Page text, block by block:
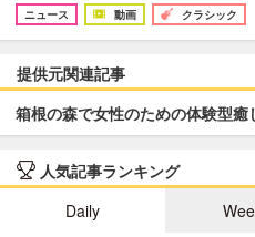
ニュース
動画 クラシック
提供元関連記事
箱根の森で女性のための体験型癒
人気記事ランキング
Daily